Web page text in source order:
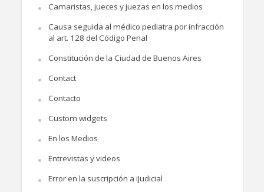
Camaristas, jueces y juezas en los medios
Causa seguida al médico pediatra por infracción
al art. 128 del Código Penal
Constitución de la Ciudad de Buenos Aires
Contact
Contacto
Custom widgets
En los Medios
Entrevistas y videos
Error en la suscripción a iJudicial